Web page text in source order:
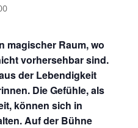
magischer Raum, wo
vorhersehbar sind.
der Lebendigkeit
Die Gefühle, als
können sich in
Auf der Bühne